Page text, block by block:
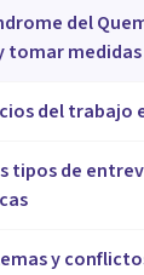
del
tomar medidas
del trabajo
tipos de
y